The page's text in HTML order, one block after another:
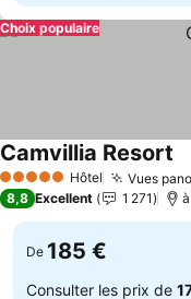
Choix populaire
5 Étoiles Hôtel Vues
Camvillia Resort
8,8 Excellent 1 271
De 185 €
Consulter les prix de